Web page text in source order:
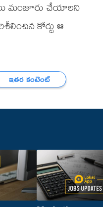
మంజూరు చేయాలని
కోర్టు ఆ
ఇతర కంటెంట్